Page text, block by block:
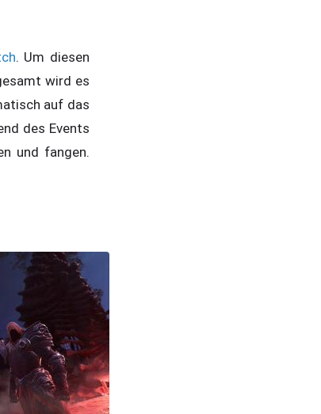
. Um diesen
wird es
auf das
des Events
und fangen.